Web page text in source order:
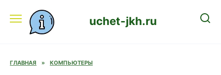
содержанию
uchet-jkh.ru
ГЛАВНАЯ » КОМПЬЮТЕРЫ